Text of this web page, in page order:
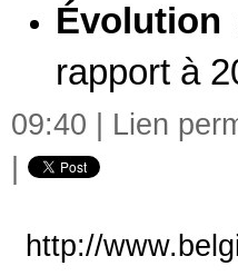
Évolution
rapport à
09:40 | Lien
http://